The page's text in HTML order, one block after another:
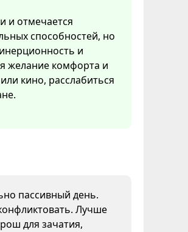
и отмечается
способностей, но
и
желание комфорта и
кино, расслабиться
пассивный день.
Лучше
для зачатия,